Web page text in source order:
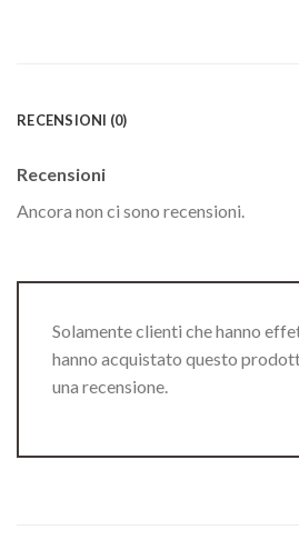
RECENSIONI (0)
Recensioni
Ancora non ci sono recensioni.
Solamente clienti che hanno
hanno acquistato questo
una recensione.